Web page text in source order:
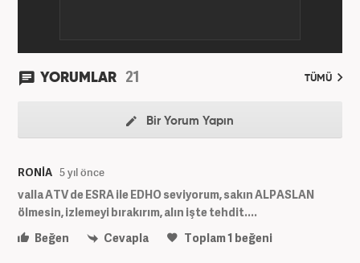
YORUMLAR 21 TÜMÜ
Bir Yorum Yapın
RONİA 5 yıl önce
valla ATV de ESRA ile EDHO seviyorum, sakın ALPASLAN
ölmesin, izlemeyi bırakırım, alın işte tehdit....
Beğen
Cevapla Toplam1 beğeni